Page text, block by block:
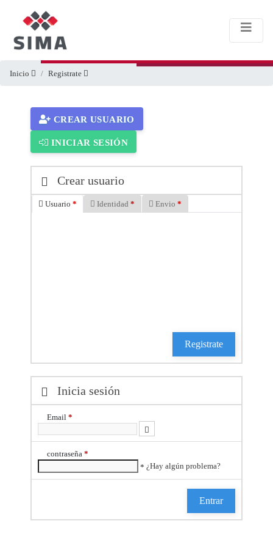
Registrate Comprar
Inicio Registrate
CREAR USUARIO
INICIAR SESIÓN
Crear usuario
Usuario * Identidad * Envio *
Inicia sesión
Email *
contraseña *
¿Hay algún problema?